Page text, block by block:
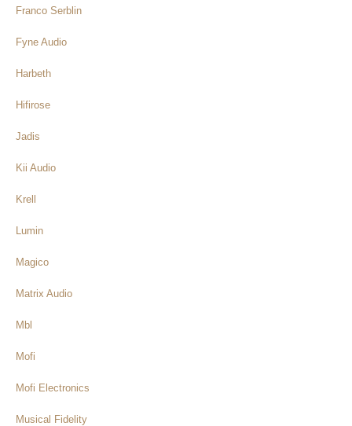
Franco Serblin
Fyne Audio
Harbeth
Hifirose
Jadis
Kii Audio
Krell
Lumin
Magico
Matrix Audio
Mbl
Mofi
Mofi Electronics
Musical Fidelity